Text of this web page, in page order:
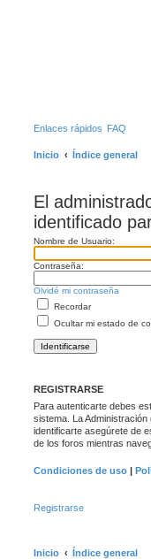
Enlaces rápidos FAQ
Inicio Índice general
El
identificado
Nombre de Usuario:
Contraseña:
Olvidé mi contraseña
Recordar
Ocultar mi estado de
REGISTRARSE
Para autenticarte debes
sistema. La
identificarte asegúrete de
de los foros mientras
Condiciones de uso |
Registrarse
Inicio Índice general